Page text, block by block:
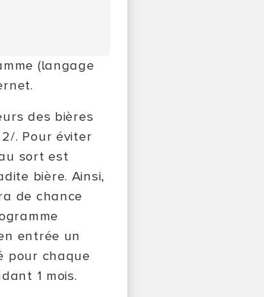
(langage
des bières
. Pour éviter
sort est
bière. Ainsi,
de chance
entrée un
pour chaque
1 mois.